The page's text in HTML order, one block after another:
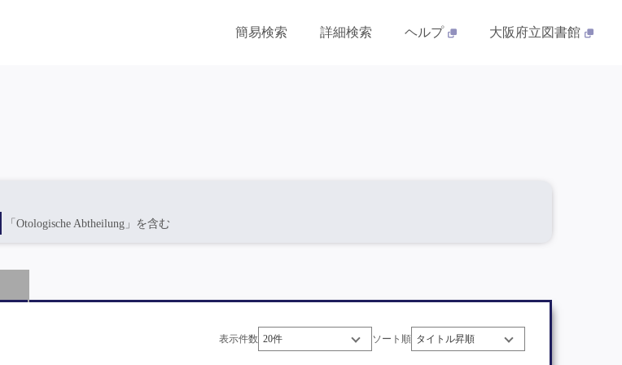
簡易検索 詳細検索 ヘルプ 大阪府立図書館
「Otologische Abtheilung」を含む
表示件数 ソート順